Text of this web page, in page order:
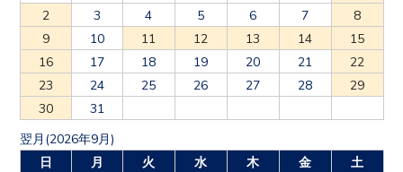
2
3 4 5 6 7
8
9
10 11 12 13 14
15
16
17 18 19 20 21
22
23
24 25 26 27 28
29
30
31
翌月(2026年9月)
日
月 火 水 木 金
土